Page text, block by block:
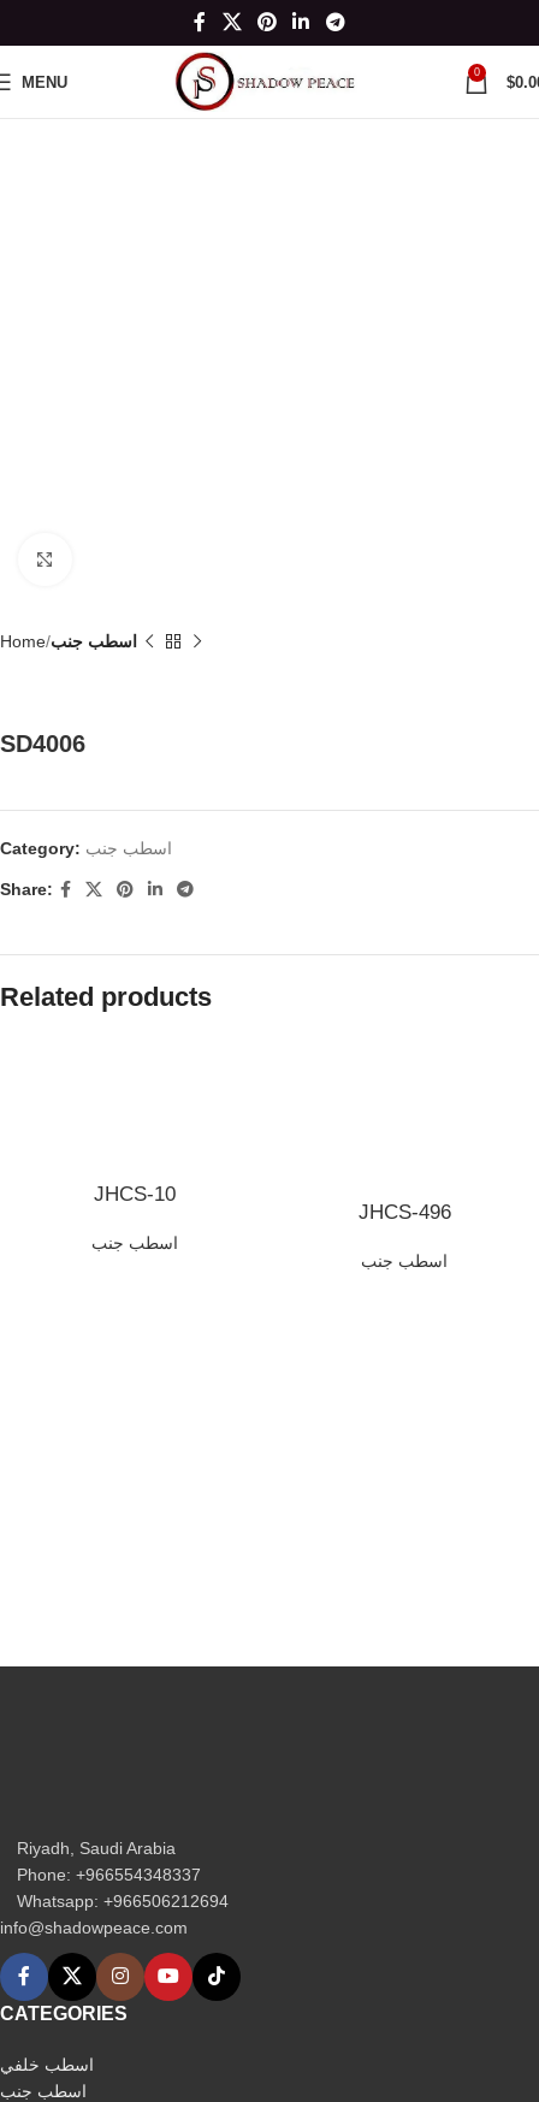
MENU
0
$
Home اسطب جنب
SD4006
Category: اسطب جنب
Share:
Related products
JHCS-10
اسطب جنب
JHCS-496
اسطب جنب
Riyadh, Saudi Arabia
Phone: +966554348337
Whatsapp: +966506212694‬
info@shadowpeace.com
CATEGORIES
اسطب خلفي
اسطب جنب